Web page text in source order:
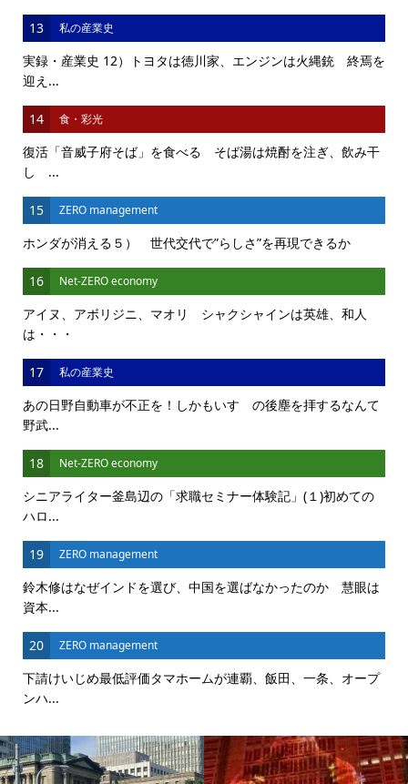
13 私の産業史
実録・産業史 12）トヨタは徳川家、エンジンは火縄銃 終焉を
迎え...
14 食・彩光
復活「音威子府そば」を食べる そば湯は焼酎を注ぎ、飲み干
し ...
15 ZERO management
ホンダが消える５） 世代交代で”らしさ”を再現できるか
16 Net-ZERO economy
アイヌ、アボリジニ、マオリ シャクシャインは英雄、和人
は・・・
17 私の産業史
あの日野自動車が不正を！しかもいすゞの後塵を拝するなんて
野武...
18 Net-ZERO economy
シニアライター釜島辺の「求職セミナー体験記」(１)初めての
ハロ...
19 ZERO management
鈴木修はなぜインドを選び、中国を選ばなかったのか 慧眼は
資本...
20 ZERO management
下請けいじめ最低評価タマホームが連覇、飯田、一条、オープ
ンハ...